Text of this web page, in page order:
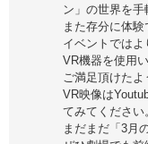
ン」の世界を手
また存分に体
イベントでは
VR機器を使用
ご満足頂けたよ
VR映像は
てみてください
まだまだ「3月